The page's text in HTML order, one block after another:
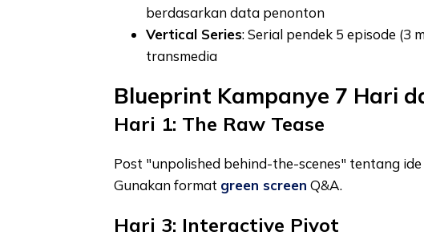
berdasarkan data penonton
Vertical Series: Serial pendek 5 episode (3
transmedia
Blueprint Kampanye 7 Hari
Hari 1: The Raw Tease
Post "unpolished behind-the-scenes" tentang
Gunakan format green screen Q&A.
Hari 3: Interactive Pivot